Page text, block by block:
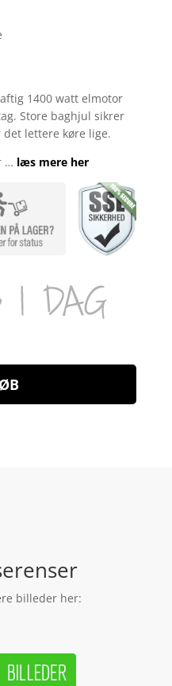
1400 watt elmotor
Store baghjul sikrer
lettere køre lige.
… læs mere her
billeder her: